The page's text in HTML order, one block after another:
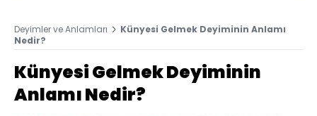
Deyimler ve Anlamları
Künyesi Gelmek Deyiminin Anlamı
Nedir?
Künyesi Gelmek Deyiminin
Anlamı Nedir?